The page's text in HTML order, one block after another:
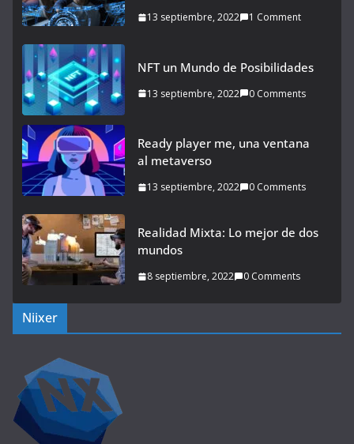
13 septiembre, 2022 1 Comment
NFT un Mundo de Posibilidades
13 septiembre, 2022 0 Comments
Ready player me, una ventana
al metaverso
13 septiembre, 2022 0 Comments
Realidad Mixta: Lo mejor de dos
mundos
8 septiembre, 2022 0 Comments
Niixer